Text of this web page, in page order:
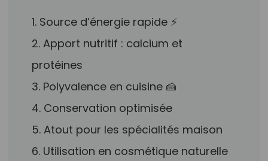
1. Source d’énergie rapide ⚡
2. Apport nutritif : calcium et
protéines
3. Polyvalence en cuisine 🍰
4. Conservation optimisée
5. Atout pour les spécialités maison
6. Utilisation en cosmétique naturelle